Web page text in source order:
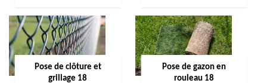
Pose de clôture et
grillage 18
Pose de gazon en
rouleau 18